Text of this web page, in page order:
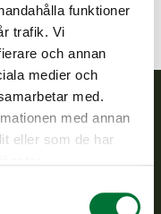
funktioner
trafik. Vi
och annan
medier och
med.
med annan
eller som de har
till att viltpolitiken